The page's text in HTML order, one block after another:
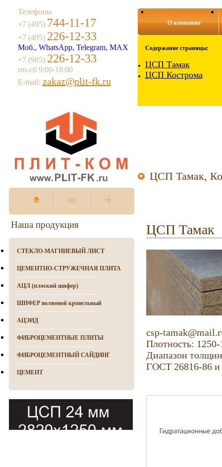
Телефоны
+7 (495) 744-11-17
+7 (495) 226-12-33
Моб., WhatsApp, Telegram, MAX
+7 (985) 226-12-33
пн-сб 9:00-18:00
E-mail: zakaz@plit-fk.ru
О компании
Содержание страницы:
ЦСП Тамак
ЦСП Кострома
ЦСП Тамак,
Наша продукция
СТЕКЛО-МАГНИЕВЫЙ ЛИСТ
ЦЕМЕНТНО-СТРУЖЕЧНАЯ ПЛИТА
АЦЛ (плоский шифер)
ШИФЕР волновой кровельный
АЦЭИД
ФИБРОЦЕМЕНТНЫЕ ПЛИТЫ
ФИБРОЦЕМЕНТНЫЙ САЙДИНГ
ЦЕМЕНТ
ЦСП Тамак
csp-
Плотность:
Диапазон
ГОСТ 26816-86 и